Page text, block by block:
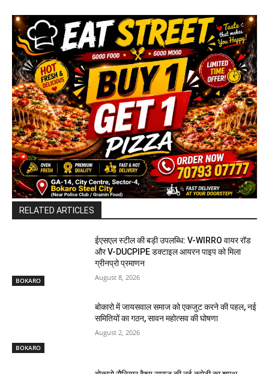
RELATED ARTICLES
BOKARO
ईएसएल स्टील की बड़ी उपलब्धि: V-WIRRO वायर रॉड
और V-DUCPIPE डक्टाइल आयरन पाइप को मिला
ग्रीनप्रो प्रमाणन
August 8, 2026
BOKARO
बोकारो में जायसवाल समाज को एकजुट करने की पहल, नई
समितियों का गठन, सावन महोत्सव की घोषणा
August 2, 2026